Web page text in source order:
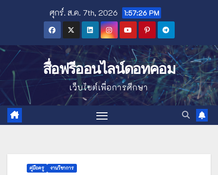
ศุกร์. ส.ค. 7th, 2026 1:57:28 PM
สื่อฟรีออนไลน์ดอทคอม
เว็บไซต์เพื่อการศึกษา
คู่มือครู งานวิชาการ